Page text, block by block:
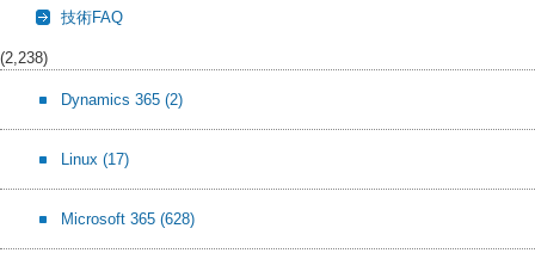
技術FAQ
(2,238)
Dynamics 365 (2)
Linux (17)
Microsoft 365 (628)